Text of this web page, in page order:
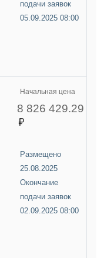
подачи заявок
05.09.2025 08:00
Начальная цена
8 826 429.29
Размещено
25.08.2025
Окончание
подачи заявок
02.09.2025 08:00